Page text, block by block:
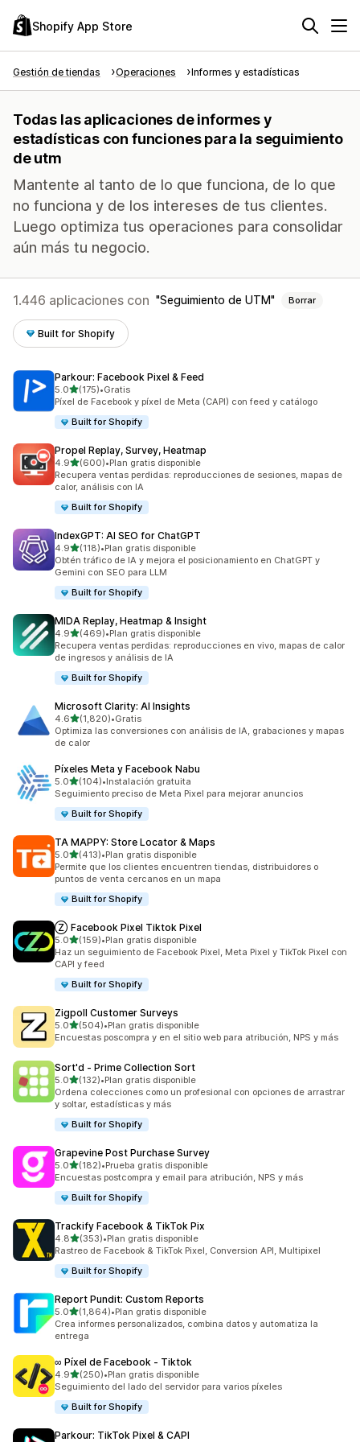
Shopify App Store
Gestión de tiendas Operaciones Informes y estadísticas
Todas las aplicaciones de informes y
estadísticas con funciones para la seguimiento
de utm
Mantente al tanto de lo que funciona, de lo que
no funciona y de los intereses de tus clientes.
Luego optimiza tus operaciones para consolidar
aún más tu negocio.
1.446 aplicaciones con Seguimiento de UTM Borrar
Built for Shopify
Parkour: Facebook Pixel & Feed
5.0de 5 estrellas
(175)
175 reseñas en total
•Gratis
Píxel de Facebook y píxel de Meta (CAPI) con feed y catálogo
Built for Shopify
Propel Replay, Survey, Heatmap
4.9de 5 estrellas
(600)
600 reseñas en total
•Plan gratis disponible
Recupera ventas perdidas: reproducciones de sesiones, mapas de
calor, análisis con IA
Built for Shopify
IndexGPT: AI SEO for ChatGPT
4.9de 5 estrellas
(118)
118 reseñas en total
•Plan gratis disponible
Obtén tráfico de IA y mejora el posicionamiento en ChatGPT y
Gemini con SEO para LLM
Built for Shopify
MIDA Replay, Heatmap & Insight
4.9de 5 estrellas
(469)
469 reseñas en total
•Plan gratis disponible
Recupera ventas perdidas: reproducciones en vivo, mapas de calor
de ingresos y análisis de IA
Built for Shopify
Microsoft Clarity: AI Insights
4.6de 5 estrellas
(1,820)
1820 reseñas en total
•Gratis
Optimiza las conversiones con análisis de IA, grabaciones y mapas
de calor
Píxeles Meta y Facebook Nabu
5.0de 5 estrellas
(104)
104 reseñas en total
•Instalación gratuita
Seguimiento preciso de Meta Pixel para mejorar anuncios
Built for Shopify
TA MAPPY: Store Locator & Maps
5.0de 5 estrellas
(413)
413 reseñas en total
•Plan gratis disponible
Permite que los clientes encuentren tiendas, distribuidores o
puntos de venta cercanos en un mapa
Built for Shopify
Ⓩ Facebook Pixel Tiktok Pixel
5.0de 5 estrellas
(159)
159 reseñas en total
•Plan gratis disponible
Haz un seguimiento de Facebook Pixel, Meta Pixel y TikTok Pixel con
CAPI y feed
Built for Shopify
Zigpoll Customer Surveys
5.0de 5 estrellas
(504)
504 reseñas en total
•Plan gratis disponible
Encuestas poscompra y en el sitio web para atribución, NPS y más
Sort'd ‑ Prime Collection Sort
5.0de 5 estrellas
(132)
132 reseñas en total
•Plan gratis disponible
Ordena colecciones como un profesional con opciones de arrastrar
y soltar, estadísticas y más
Built for Shopify
Grapevine Post Purchase Survey
5.0de 5 estrellas
(182)
182 reseñas en total
•Prueba gratis disponible
Encuestas postcompra y email para atribución, NPS y más
Built for Shopify
Trackify Facebook & TikTok Pix
4.8de 5 estrellas
(353)
353 reseñas en total
•Plan gratis disponible
Rastreo de Facebook & TikTok Pixel, Conversion API, Multipixel
Built for Shopify
Report Pundit: Custom Reports
5.0de 5 estrellas
(1,864)
1864 reseñas en total
•Plan gratis disponible
Crea informes personalizados, combina datos y automatiza la
entrega
∞ Píxel de Facebook ‑ Tiktok
4.9de 5 estrellas
(250)
250 reseñas en total
•Plan gratis disponible
Seguimiento del lado del servidor para varios píxeles
Built for Shopify
Parkour: TikTok Pixel & CAPI